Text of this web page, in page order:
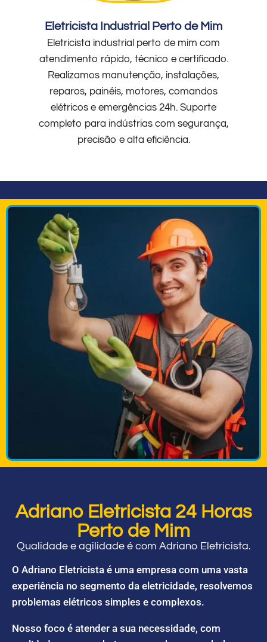
Eletricista Industrial Perto de Mim
Eletricista industrial perto de mim com
atendimento rápido, técnico e certificado.
Realizamos manutenção, instalações,
reparos, painéis, motores, comandos
elétricos e emergências 24h. Suporte
completo para indústrias com segurança,
precisão e alta eficiência.
Adriano Eletricista 24 Horas
Perto de Mim
Qualidade e agilidade é com Adriano Eletricista.
O Adriano Eletricista é uma empresa com uma vasta
experiência no segmento da eletricidade, resolvemos
problemas elétricos simples e complexos.
Nosso foco é atender a sua necessidade, com